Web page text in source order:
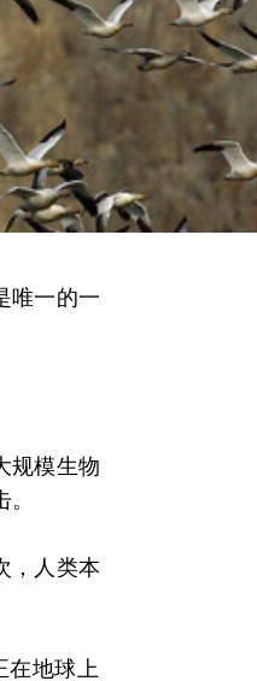
唯一的一
规模生物
，人类本
在地球上